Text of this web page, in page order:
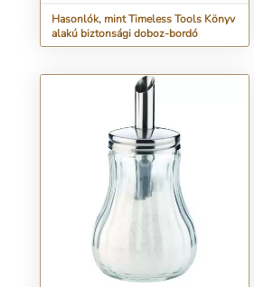
t&ouml;k&eacute;letes...
Hasonlók, mint Timeless Tools Könyv
alakú biztonsági doboz-bordó